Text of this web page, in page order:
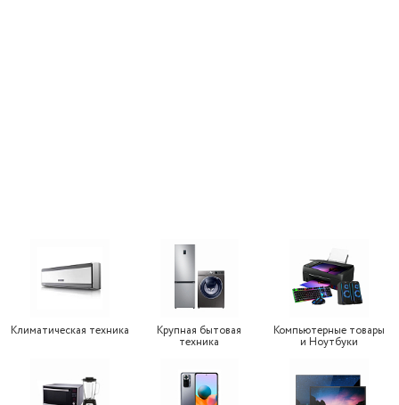
Климатическая техника Крупная бытовая
техника
Компьютерные товары
и Ноутбуки